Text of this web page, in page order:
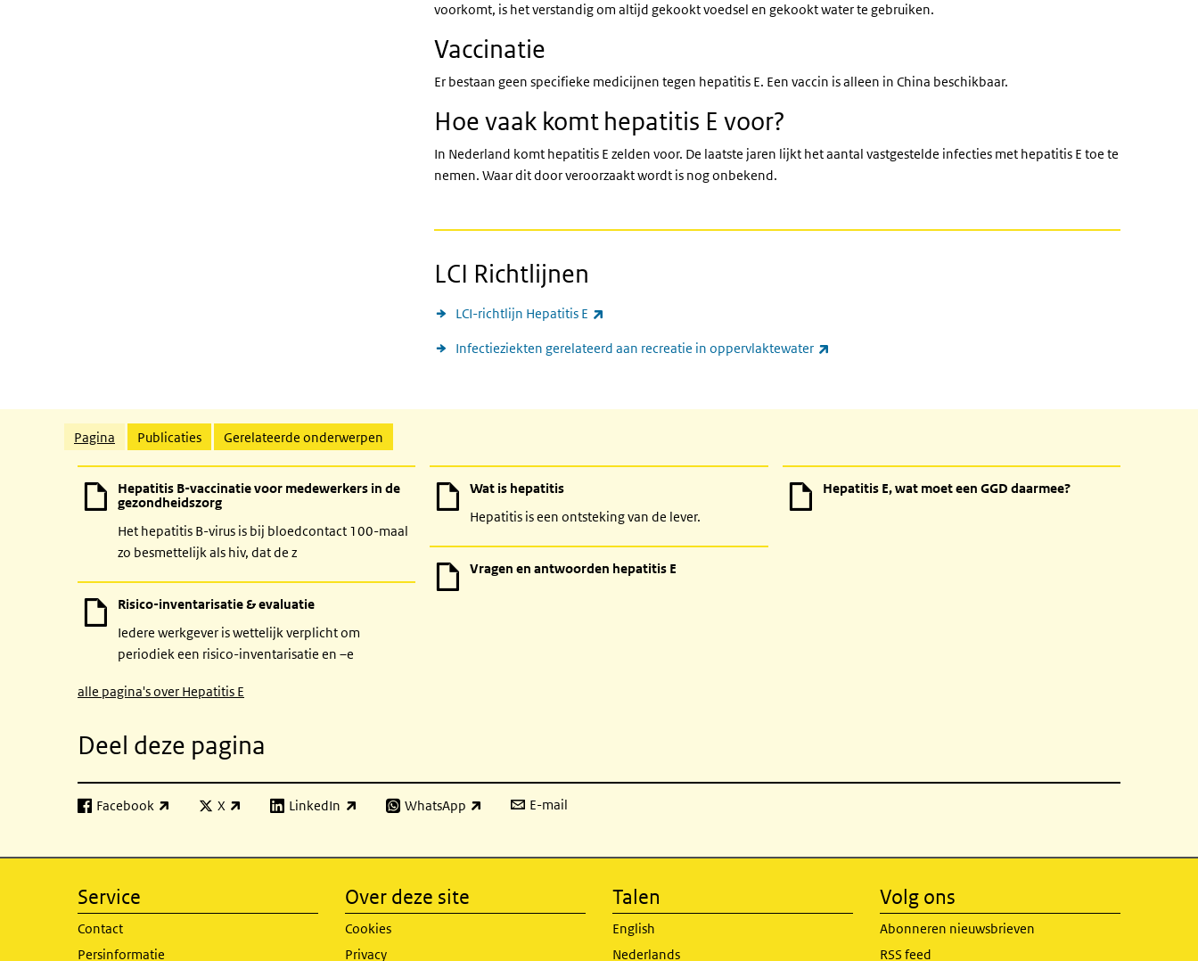
voorkomt, is het verstandig om altijd gekookt voedsel en gekookt water te gebruiken.
Vaccinatie
Er bestaan geen specifieke medicijnen tegen hepatitis E. Een vaccin is alleen in China beschikbaar.
Hoe vaak komt hepatitis E voor?
In Nederland komt hepatitis E zelden voor. De laatste jaren lijkt het aantal vastgestelde infecties met hepatitis E toe te
nemen. Waar dit door veroorzaakt wordt is nog onbekend.
LCI Richtlijnen
LCI-richtlijn Hepatitis E
Infectieziekten gerelateerd aan recreatie in oppervlaktewater
Gerelateerde inhoud
Pagina Publicaties Gerelateerde onderwerpen
Hepatitis B-vaccinatie voor medewerkers in de
gezondheidszorg
Het hepatitis B-virus is bij bloedcontact 100-maal
zo besmettelijk als hiv, dat de z
Risico-inventarisatie & evaluatie
Iedere werkgever is wettelijk verplicht om
periodiek een risico-inventarisatie en –e
Wat is hepatitis
Hepatitis is een ontsteking van de lever.
Vragen en antwoorden hepatitis E
Hepatitis E, wat moet een GGD daarmee?
alle pagina's over Hepatitis E
Deel deze pagina
Facebook
(externe link) X
(externe link) LinkedIn
(externe link) WhatsApp
(externe link) E-mail
Service
Contact
Persinformatie
Over deze site
Cookies
Privacy
Talen
English
Nederlands
Volg ons
Abonneren nieuwsbrieven
RSS feed